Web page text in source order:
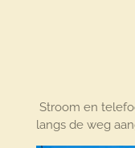
Stroom en
langs de weg